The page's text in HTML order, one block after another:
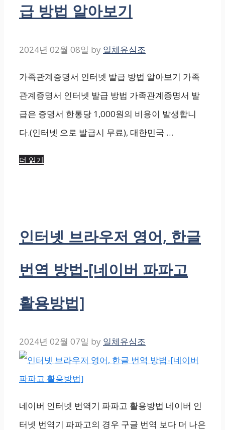
급 방법 알아보기
2024년 02월 08일 by 일체유심조
가족관계증명서 인터넷 발급 방법 알아보기 가족
관계증명서 인터넷 발급 방법 가족관계증명서 발
급은 증명서 한통당 1,000원의 비용이 발생합니
다.(인터넷 으로 발급시 무료), 대한민국 …
더 읽기
인터넷 브라우저 영어, 한글
번역 방법-[네이버 파파고
활용방법]
2024년 02월 07일 by 일체유심조
네이버 인터넷 번역기 파파고 활용방법 네이버 인
터넷 번역기 파파고의 경우 구글 번역 보다 더 나은